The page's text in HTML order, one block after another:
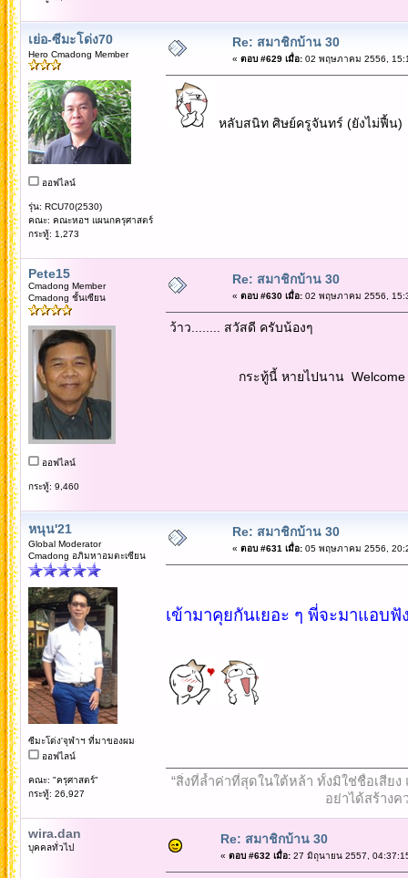
เย่อ-ซีมะโด่ง70
Hero Cmadong Member
ออฟไลน์
รุ่น: RCU70(2530)
คณะ: คณะหอฯ แผนกครุศาสตร์
กระทู้: 1,273
Re: สมาชิกบ้าน 30
« ตอบ #629 เมื่อ:02 พฤษภาคม 2556,
หลับสนิท ศิษย์ครูจันทร์ (ยังไม่ฟื้น)
Pete15
Cmadong Member
Cmadong ชั้นเซียน
ออฟไลน์
กระทู้: 9,460
Re: สมาชิกบ้าน 30
« ตอบ #630 เมื่อ:02 พฤษภาคม 2556,
ว้าว........ สวัสดี ครับน้องๆ
กระทู้นี้ หายไปนาน Welcome
หนุน'21
Global Moderator
Cmadong อภิมหาอมตะเซียน
ซีมะโด่ง'จุฬาฯ ที่มาของผม
ออฟไลน์
คณะ: "ครุศาสตร์"
กระทู้: 26,927
Re: สมาชิกบ้าน 30
« ตอบ #631 เมื่อ:05 พฤษภาคม 2556,
เข้ามาคุยกันเยอะ ๆ พี่จะมาแอบฟั
“สิ่งที่ล้ำค่าที่สุดในใต้หล้า ทั้งมิใช่ชื่อเสีย
อย่าได้สร้างค
wira.dan
บุคคลทั่วไป
Re: สมาชิกบ้าน 30
« ตอบ #632 เมื่อ:27 มิถุนายน 2557,